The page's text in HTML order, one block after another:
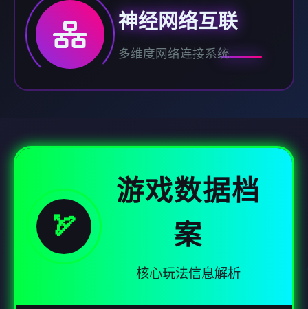
神经网络互联
多维度网络连接系统
🏹
游戏数据档
案
核心玩法信息解析